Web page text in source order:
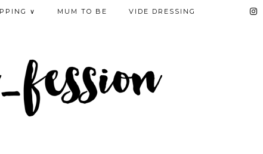
∨ MUM TO BE VIDE DRESSING